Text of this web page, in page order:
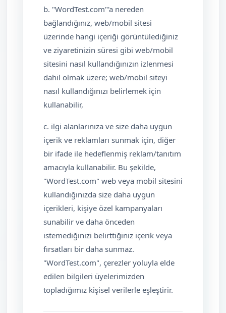
b. "WordTest.com"'a nereden
bağlandığınız, web/mobil sitesi
üzerinde hangi içeriği görüntülediğiniz
ve ziyaretinizin süresi gibi web/mobil
sitesini nasıl kullandığınızın izlenmesi
dahil olmak üzere; web/mobil siteyi
nasıl kullandığınızı belirlemek için
kullanabilir,
c. ilgi alanlarınıza ve size daha uygun
içerik ve reklamları sunmak için, diğer
bir ifade ile hedeflenmiş reklam/tanıtım
amacıyla kullanabilir. Bu şekilde,
"WordTest.com" web veya mobil sitesini
kullandığınızda size daha uygun
içerikleri, kişiye özel kampanyaları
sunabilir ve daha önceden
istemediğinizi belirttiğiniz içerik veya
fırsatları bir daha sunmaz.
"WordTest.com", çerezler yoluyla elde
edilen bilgileri üyelerimizden
topladığımız kişisel verilerle eşleştirir.